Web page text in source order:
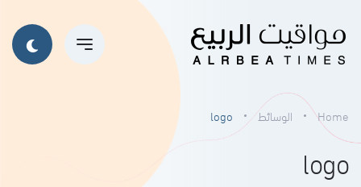
Home الوسائط logo
logo